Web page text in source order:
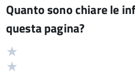
Quanto sono chiare le
questa pagina?
Valutazione